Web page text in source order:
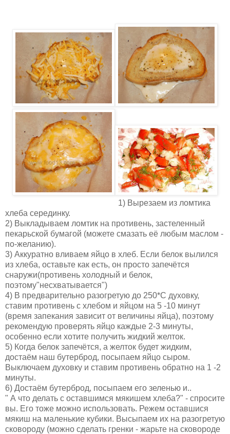
1) Вырезаем из ломтика
хлеба серединку.
2) Выкладываем ломтик на противень, застеленный
пекарьской бумагой (можете смазать её любым маслом -
по-желанию).
3) Аккуратно вливаем яйцо в хлеб. Если белок вылился
из хлеба, оставьте как есть, он просто запечётся
снаружи(противень холодный и белок,
поэтому"несхватывается")
4) В предварительно разогретую до 250*С духовку,
ставим противень с хлебом и яйцом на 5 -10 минут
(время запекания зависит от величины яйца), поэтому
рекомендую проверять яйцо каждые 2-3 минуты,
особенно если хотите получить жидкий желток.
5) Когда белок запечётся, а желток будет жидким,
достаём наш бутерброд, посыпаем яйцо сыром.
Выключаем духовку и ставим противень обратно на 1 -2
минуты.
6) Достаём бутерброд, посыпаем его зеленью и..
" А что делать с оставшимся мякишем хлеба?" - спросите
вы. Его тоже можно использовать. Режем оставшися
мякиш на маленькие кубики. Высыпаем их на разогретую
сковороду (можно сделать гренки - жарьте на сковороде